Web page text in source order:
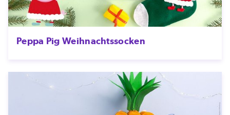
Peppa Pig Weihnachtssocken